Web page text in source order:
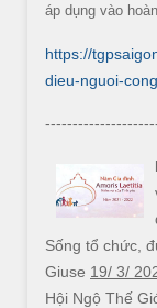
áp dụng vào
https://
dieu-nguoi-
Sống tổ chức,
Giuse 19/ 3/
Hội Ngộ Thế